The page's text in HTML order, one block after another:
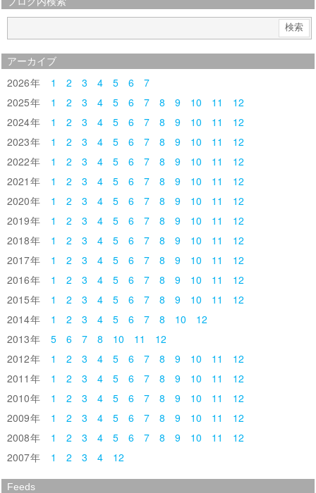
アーカイブ
2026 1 2 3 4 5 6
7
2025
1 2 3 4 5 6 7 8 9 10 11
12
2024
1 2 3 4 5 6 7 8 9 10 11
12
2023
1 2 3 4 5 6 7 8 9 10 11
12
2022
1 2 3 4 5 6 7 8 9 10 11
12
2021
1 2 3 4 5 6 7 8 9 10 11
12
2020
1 2 3 4 5 6 7 8 9 10 11
12
2019
1 2 3 4 5 6 7 8 9 10 11
12
2018
1 2 3 4 5 6 7 8 9 10 11
12
2017
1 2 3 4 5 6 7 8 9 10 11
12
2016
1 2 3 4 5 6 7 8 9 10 11
12
2015
1 2 3 4 5 6 7 8 9 10 11
12
2014
1 2 3 4 5 6 7 8 10
12
2013
5 6 7 8 10 11
12
2012
1 2 3 4 5 6 7 8 9 10 11
12
2011
1 2 3 4 5 6 7 8 9 10 11
12
2010
1 2 3 4 5 6 7 8 9 10 11
12
2009
1 2 3 4 5 6 7 8 9 10 11
12
2008
1 2 3 4 5 6 7 8 9 10 11
12
2007
1 2 3 4 12
Feeds